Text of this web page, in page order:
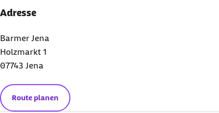
Adresse
Barmer Jena
Holzmarkt 1
07743 Jena
Route planen